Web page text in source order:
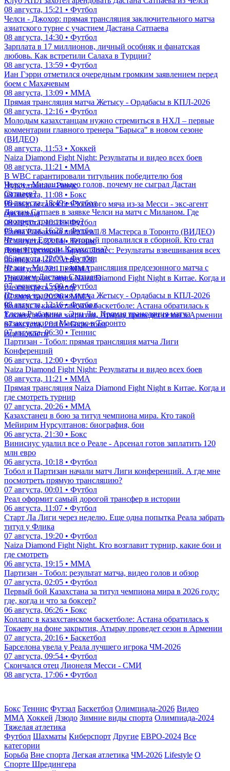
08 августа, 15:21 • Футбол
Челси - Джохор: прямая трансляция заключительного матча
азиатского турне с участием Дастана Сатпаева
08 августа, 14:30 • Футбол
Зарплата в 17 миллионов, личный особняк и фанатская
любовь. Как встретили Салаха в Турции?
08 августа, 13:59 • Футбол
Иан Гэрри отметился очередным громким заявлением перед
боем с Махачевым
08 августа, 13:09 • ММА
Прямая трансляция матча Жетысу - Ордабасы в КПЛ-2026
08 августа, 12:16 • Футбол
Молодым казахстанцам нужно стремиться в НХЛ – первые
комментарии главного тренера "Барыса" в новом сезоне
(ВИДЕО)
08 августа, 11:53 • Хоккей
Naiza Diamond Fight Night: Результаты и видео всех боев
08 августа, 11:21 • ММА
В WBC гарантировали титульник победителю боя
Нурсултанов - Рамос
08 августа, 11:08 • Бокс
Неймар остался без Золотого мяча из-за Месси - экс-агент
бразильца
08 августа, 10:11 • Футбол
Елена Рыбакина вышла в 1/8 Мастерса в Торонто (ВИДЕО)
07 августа, 23:14 • Теннис
Дияр Нургожай - Бруно Лопес: Результаты взвешивания всех
бойцов на UFC Vegas 120
07 августа, 22:11 • ММА
Прямая трансляция Naiza Diamond Fight Night в Китае. Когда и
где смотреть турнир
07 августа, 20:26 • ММА
Коллапс в казахстанском баскетболе: Астана обратилась к
Токаеву на фоне закрытия, Атырау проведет сезон в Армении
07 августа, 20:16 • Баскетбол
еще новости
Челси - Милан: видео голов, почему не сыграл Дастан
Сатпаев?
08 августа, 18:49 • Футбол
Дастан Сатпаев в заявке Челси на матч с Миланом. Где
смотреть трансляцию?
08 августа, 16:28 • Футбол
Чемпион Европы, который провалился в сборной. Кто стал
новым тренером Казахстана?
06 августа, 22:00 • Футбол
Челси - Милан: прямая трансляция предсезонного матча с
участием Дастана Сатпаева
07 августа, 15:00 • Футбол
Прямая трансляция матча Жетысу - Ордабасы в КПЛ-2026
08 августа, 12:16 • Футбол
Елена Рыбакина - Энн Ли. Прямая трансляция матча
казахстанки на Мастерс в Торонто
07 августа, 06:30 • Теннис
Партизан - Тобол: прямая трансляция матча Лиги
Конференций
06 августа, 12:00 • Футбол
Naiza Diamond Fight Night: Результаты и видео всех боев
08 августа, 11:21 • ММА
Прямая трансляция Naiza Diamond Fight Night в Китае. Когда и
где смотреть турнир
07 августа, 20:26 • ММА
Казахстанец в бою за титул чемпиона мира. Кто такой
Мейирим Нурсултанов: биография, бои
06 августа, 21:30 • Бокс
Винисиус удалил все о Реале - Арсенал готов заплатить 120
млн евро
06 августа, 10:18 • Футбол
Тобол и Партизан начали матч Лиги конференций. А где мне
посмотреть прямую трансляцию?
07 августа, 00:01 • Футбол
Реал оформит самый дорогой трансфер в истории
06 августа, 11:07 • Футбол
Старт Ла Лиги через неделю. Еще одна попытка Реала забрать
титул у Флика
07 августа, 19:20 • Футбол
Naiza Diamond Fight Night. Кто возглавит турнир, какие бои и
где смотреть
06 августа, 19:15 • ММА
Партизан - Тобол: результат матча, видео голов и обзор
07 августа, 02:05 • Футбол
Первый бой Казахстана за титул чемпиона мира в 2026 году:
где, когда и что за боксер?
06 августа, 06:26 • Бокс
Коллапс в казахстанском баскетболе: Астана обратилась к
Токаеву на фоне закрытия, Атырау проведет сезон в Армении
07 августа, 20:16 • Баскетбол
Барселона увела у Реала лучшего игрока ЧМ-2026
07 августа, 09:54 • Футбол
Скончался отец Лионеля Месси - СМИ
08 августа, 17:06 • Футбол
Бокс Теннис Футзал Баскетбол Олимпиада-2026 Видео
ММА Хоккей Дзюдо Зимние виды спорта Олимпиада-2024
Тяжелая атлетика
Футбол Шахматы Киберспорт Другие ЕВРО-2024 Все
категории
Борьба Вне спорта Легкая атлетика ЧМ-2026 Lifestyle О
Спорте Шредингера